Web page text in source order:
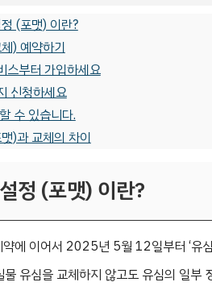
(포맷) 이란?
) 예약하기
스부터 가입하세요
신청하세요
수 있습니다.
)과 교체의 차이
정 (포맷) 이란?
에 이어서 2025년 5월 12일부터 ‘유
유심을 교체하지 않고도 유심의 일부